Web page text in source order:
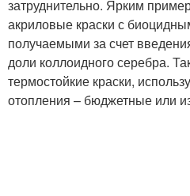
затруднительно. Ярким
акриловые краски с
получаемыми за счет
доли коллоидного серебра.
термостойкие краски,
отопления – бюджетные или